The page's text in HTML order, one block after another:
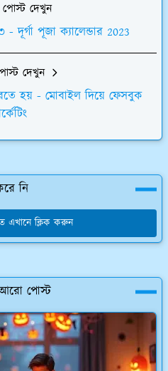
পোস্ট দেখুন
দূর্গা পূজা ক্যালেন্ডার 2023
দেখুন
হয় - মোবাইল দিয়ে ফেসবুক
নি
এখানে ক্লিক করুন
পোস্ট